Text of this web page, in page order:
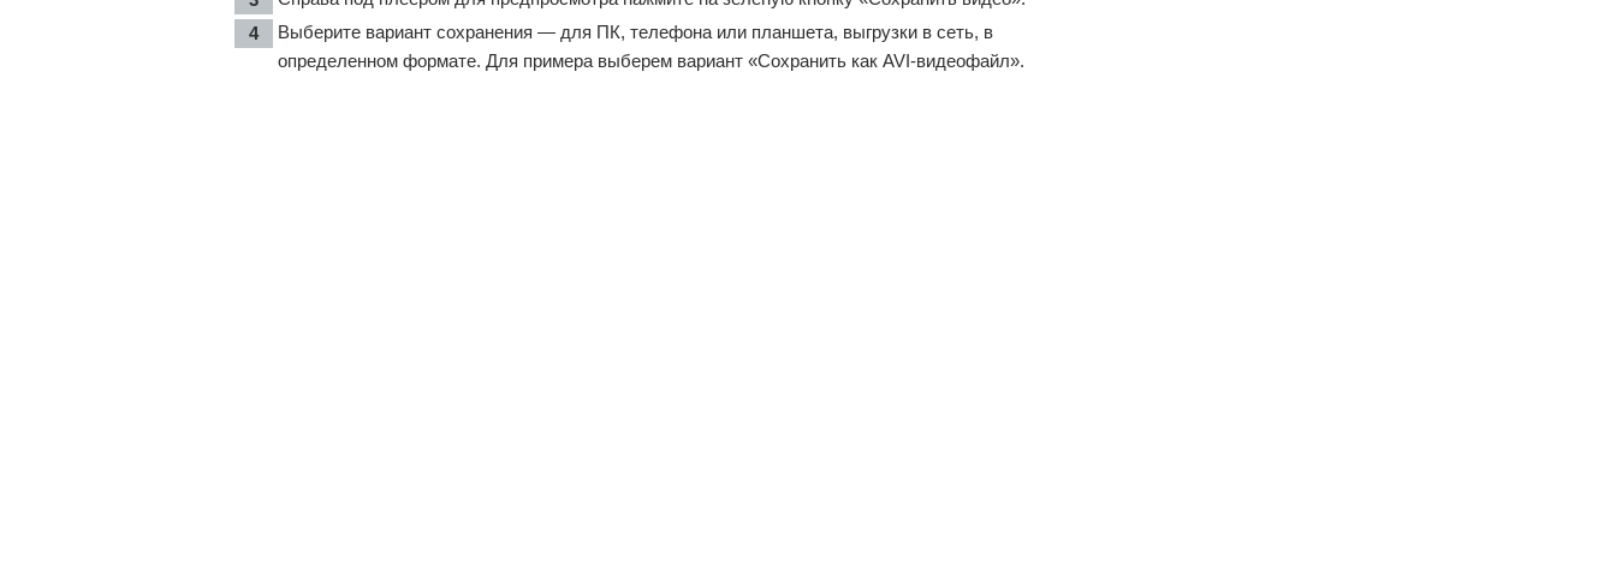
Выберите вариант сохранения — для ПК, телефона или планшета, выгрузки в сеть, в
определенном формате. Для примера выберем вариант «Сохранить как AVI-видеофайл».